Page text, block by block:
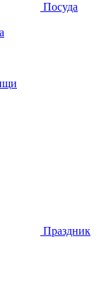
Посуда
Праздник